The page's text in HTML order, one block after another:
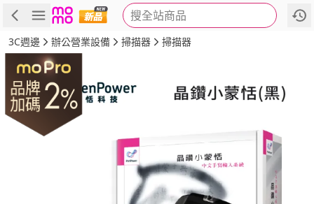
搜全站商品
商品 評價 詳情 規格
3C週邊 辦公營業設備 掃描器 掃描器